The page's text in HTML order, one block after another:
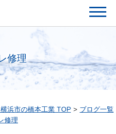
修理
浜市の橋本工業 TOP
ブログ一覧
修理